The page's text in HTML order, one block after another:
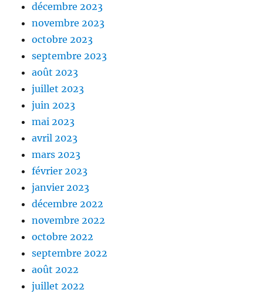
décembre 2023
novembre 2023
octobre 2023
septembre 2023
août 2023
juillet 2023
juin 2023
mai 2023
avril 2023
mars 2023
février 2023
janvier 2023
décembre 2022
novembre 2022
octobre 2022
septembre 2022
août 2022
juillet 2022